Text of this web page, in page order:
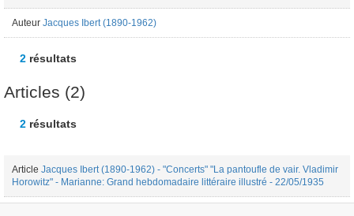
Auteur Jacques Ibert (1890-1962)
2 résultats
Articles (2)
2 résultats
Article Jacques Ibert (1890-1962) - "Concerts" "La pantoufle de vair. Vladimir
Horowitz" - Marianne: Grand hebdomadaire littéraire illustré - 22/05/1935